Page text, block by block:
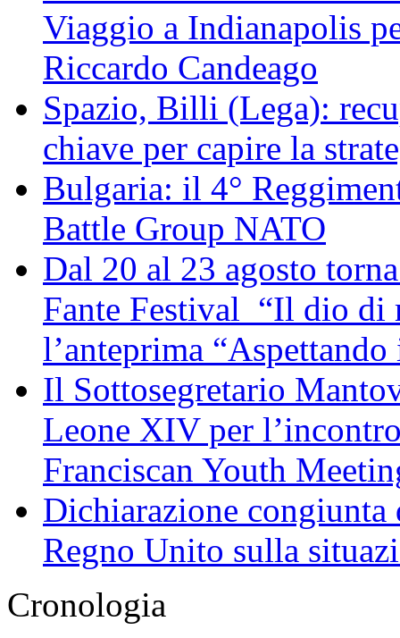
Viaggio a Indianapolis
Riccardo Candeago
Spazio, Billi (Lega):
chiave per capire la
Bulgaria: il 4°
Battle Group NATO
Dal 20 al 23 agosto
Fante Festival “Il dio di
l’anteprima
Il Sottosegretario
Leone XIV per
Franciscan Youth
Dichiarazione
Regno Unito sulla
Cronologia